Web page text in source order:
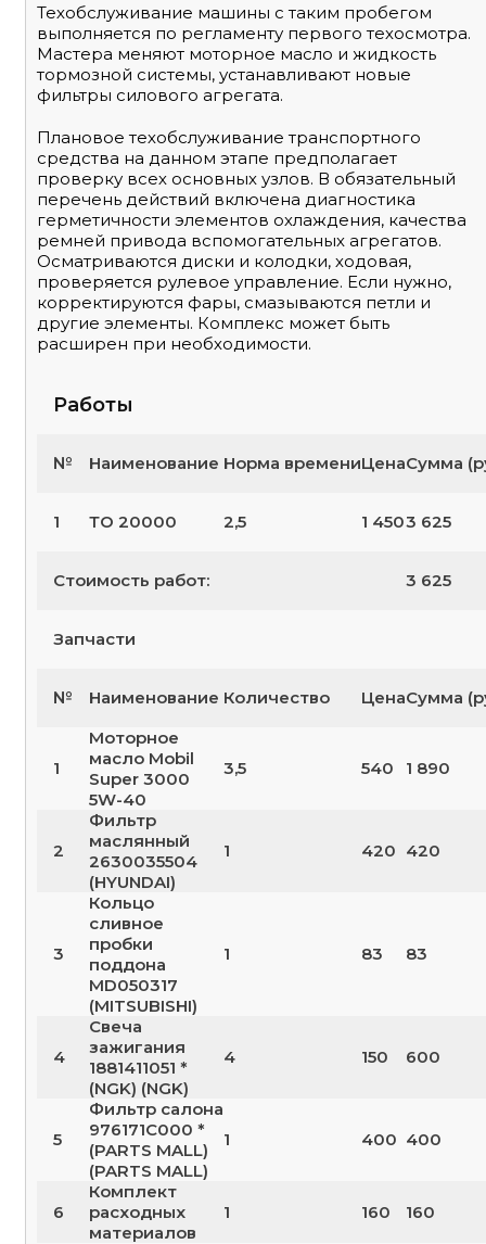
Техобслуживание машины с таким пробегом
выполняется по регламенту первого техосмотра.
Мастера меняют моторное масло и жидкость
тормозной системы, устанавливают новые
фильтры силового агрегата.
Плановое техобслуживание транспортного
средства на данном этапе предполагает
проверку всех основных узлов. В обязательный
перечень действий включена диагностика
герметичности элементов охлаждения, качества
ремней привода вспомогательных агрегатов.
Осматриваются диски и колодки, ходовая,
проверяется рулевое управление. Если нужно,
корректируются фары, смазываются петли и
другие элементы. Комплекс может быть
расширен при необходимости.
Работы
№ Наименование Норма времениЦенаСумма
1 ТО 20000 2,5 1 4503 625
Стоимость работ: 3 625
Запчасти
№ Наименование Количество ЦенаСумма
1
Моторное
масло Mobil
Super 3000
5W-40
3,5 540 1 890
2
Фильтр
маслянный
2630035504
(HYUNDAI)
1 420 420
3
Кольцо
сливное
пробки
поддона
MD050317
(MITSUBISHI)
1 83 83
4
Свеча
зажигания
1881411051 *
(NGK) (NGK)
4 150 600
5
Фильтр салона
976171C000 *
(PARTS MALL)
(PARTS MALL)
1 400 400
6
Комплект
расходных
материалов
1 160 160